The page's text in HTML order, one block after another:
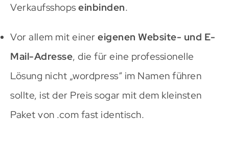
Verkaufsshops einbinden.
Vor allem mit einer eigenen Website- und E-
Mail-Adresse, die für eine professionelle
Lösung nicht „wordpress“ im Namen führen
sollte, ist der Preis sogar mit dem kleinsten
Paket von .com fast identisch.